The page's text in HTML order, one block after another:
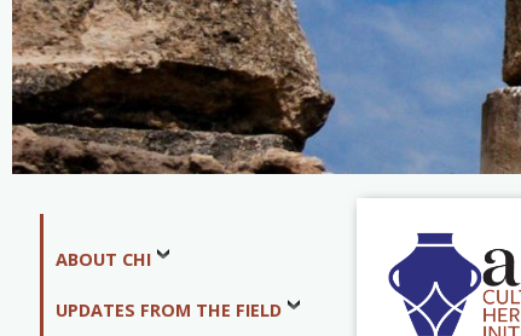
ABOUT CHI
UPDATES FROM THE FIELD